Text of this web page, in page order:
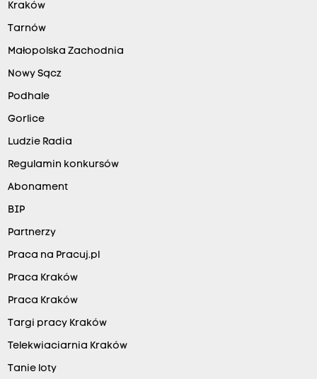
Kraków
Tarnów
Małopolska Zachodnia
Nowy Sącz
Podhale
Gorlice
Ludzie Radia
Regulamin konkursów
Abonament
BIP
Partnerzy
Praca na Pracuj.pl
Praca Kraków
Praca Kraków
Targi pracy Kraków
Telekwiaciarnia Kraków
Tanie loty